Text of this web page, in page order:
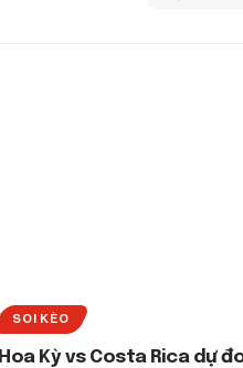
SOI KÈO
Hoa Kỳ vs Costa Rica dự